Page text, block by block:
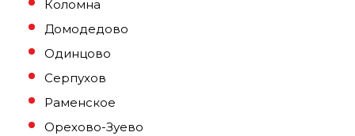
Коломна
Домодедово
Одинцово
Серпухов
Раменское
Орехово-Зуево